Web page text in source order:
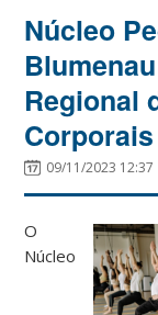
Núcleo
Regional
09/11/2023 12:37
O
Núcleo